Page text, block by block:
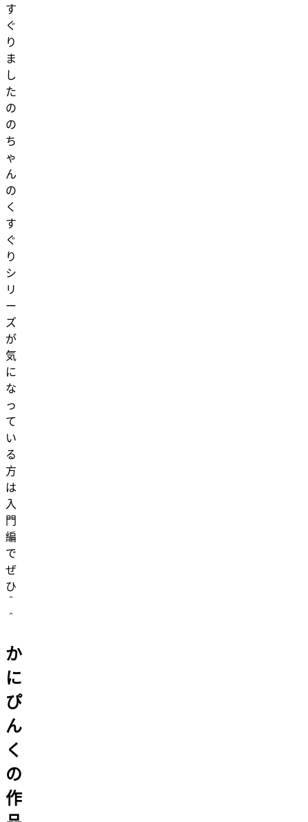
す
ぐ
り
ま
し
た
の
の
ち
ゃ
ん
の
く
す
ぐ
り
シ
リ
ー
ズ
が
気
に
な
っ
て
い
る
方
は
入
門
編
で
ぜ
ひ
か
に
ぴ
ん
く
の
作